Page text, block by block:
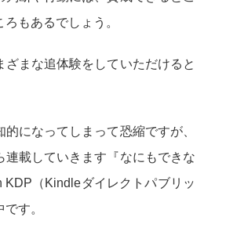
もあるでしょう。
ざまな追体験をしていただけると
になってしまって恐縮ですが、
連載していきます『なにもできな
KDP（Kindleダイレクトパブリッ
す。